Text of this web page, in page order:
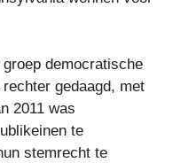
democratische
gedaagd, met
2011 was
te
stemrecht te